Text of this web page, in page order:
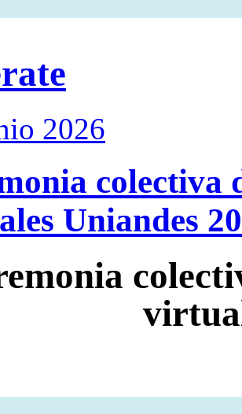
2026
colectiva
Uniandes